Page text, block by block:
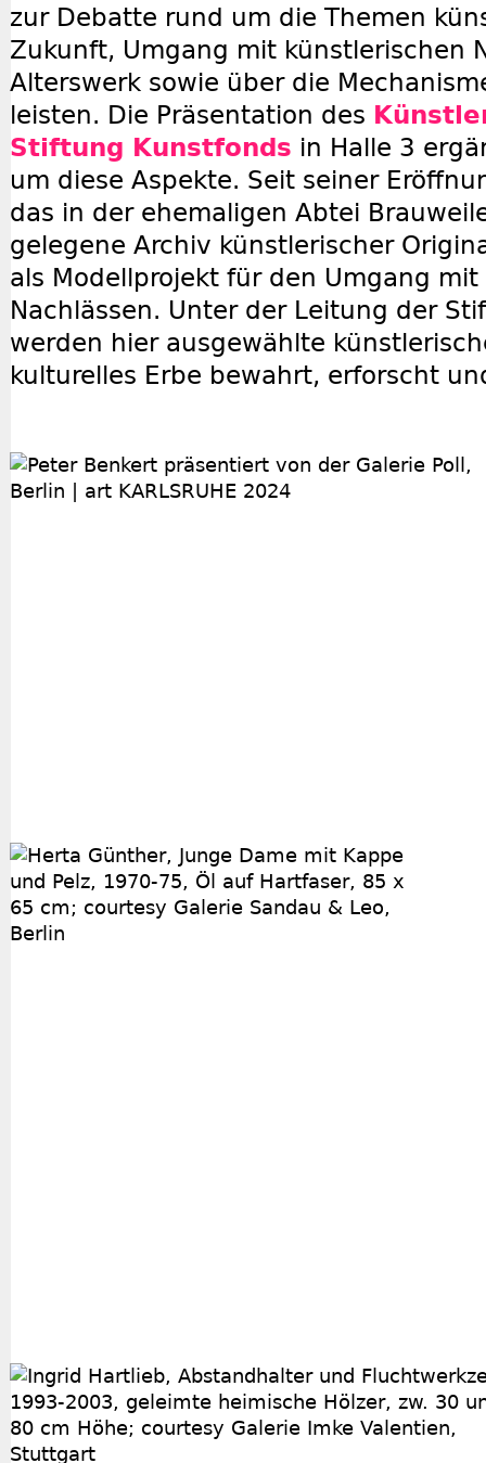
zur Debatte rund um die Themen
Zukunft, Umgang mit künstlerischen
Alterswerk sowie über die
leisten. Die Präsentation des
Stiftung Kunstfonds in Halle 3
um diese Aspekte. Seit seiner
das in der ehemaligen Abtei
gelegene Archiv künstlerischer
als Modellprojekt für den Umgang mit
Nachlässen. Unter der Leitung der
werden hier ausgewählte
kulturelles Erbe bewahrt, erforscht